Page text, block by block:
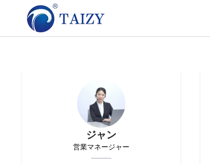
ジャン
営業マネージャー